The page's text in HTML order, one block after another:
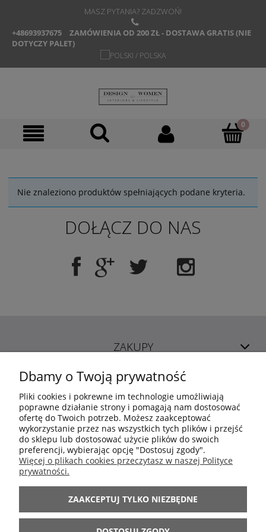
MASZ PYTANIA? ZADZWOŃ!
+48693937675
ZAMÓWIENIA OD 200 ZŁ - DOSTAWA GRATIS (NIE
DOTYCZY PALET)
Nie znaleziono produktów spełniających podane kryteria.
DOŁĄCZ DO NAS
ZAKUPY
POMOC
MOJE KONTO
INFORMACJE
ARANŻACJE
Dbamy o Twoją prywatność
Pliki cookies i pokrewne im technologie umożliwiają
poprawne działanie strony i pomagają nam dostosować
ofertę do Twoich potrzeb. Możesz zaakceptować
wykorzystanie przez nas wszystkich tych plików i przejść
do sklepu lub dostosować użycie plików do swoich
preferencji, wybierając opcję "Dostosuj zgody".
Więcej o plikach cookies przeczytasz w naszej Polityce
prywatności.
ZAAKCEPTUJ TYLKO NIEZBĘDNE